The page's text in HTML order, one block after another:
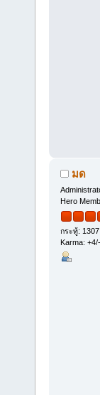
มด
Hero
กระทู้: 1307
Karma: